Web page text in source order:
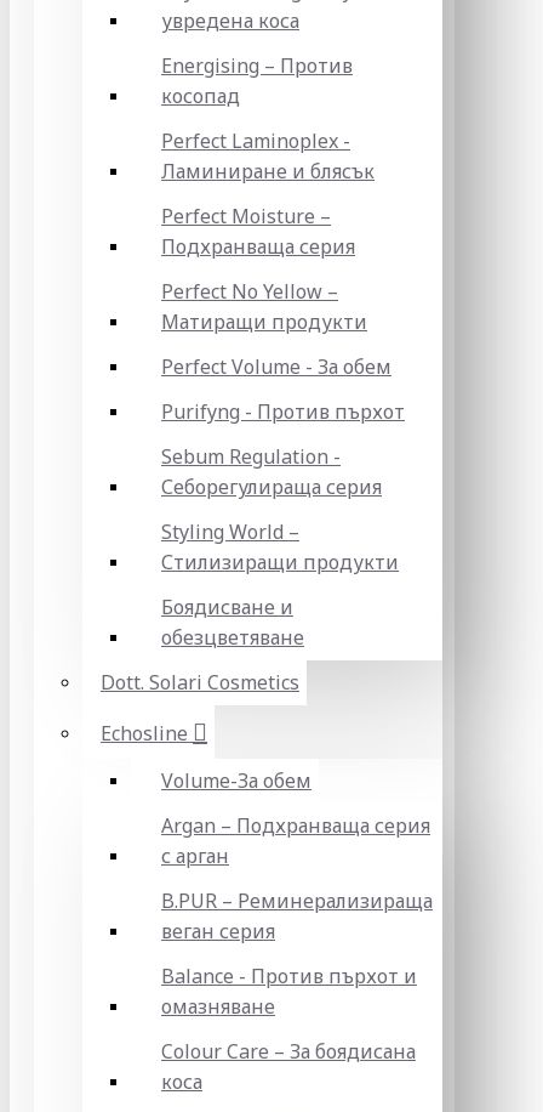
увредена коса
Energising – Против
косопад
Perfect Laminoplex -
Ламиниране и блясък
Perfect Moisture –
Подхранваща серия
Perfect No Yellow –
Матиращи продукти
Perfect Volume - За обем
Purifyng - Против пърхот
Sebum Regulation -
Себорегулираща серия
Styling World –
Стилизиращи продукти
Боядисване и
обезцветяване
Dott. Solari Cosmetics
Echosline
Volume-За обем
Argan – Подхранваща серия
с арган
B.PUR – Реминерализираща
веган серия
Balance - Против пърхот и
омазняване
Colour Care – За боядисана
коса